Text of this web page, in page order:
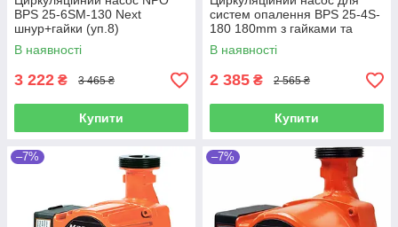
BPS 25-6SM-130 Next
шнур+гайки (уп.8)
В наявності
3 222 ₴ 3 465 ₴
Купити
систем опалення BPS 25-4S-
180 180mm з гайками та
кабелем
В наявності
2 385 ₴ 2 565 ₴
Купити
–7% –7%